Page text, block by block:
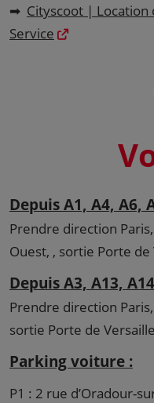
➡ Cityscoot | Location
Service
Depuis A1, A4, A6,
Prendre direction
Ouest, , sortie Porte de
Depuis A3, A13, A14
Prendre direction
sortie Porte de
Parking voiture :
P1 : 2 rue d’Oradour-